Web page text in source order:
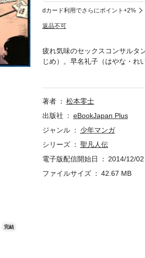
dカード利用でさらにポイント+2%
返品不可
完結
疲れ気味のセックスコンサルタ
じめ）。早名礼子（はやな・れ
しむ。しかし、そこは他人の
著者
松本零士
出版社
eBookJapan Plus
ジャンル
少年マンガ
シリーズ
聖凡人伝
電子版配信開始日
2014/12/02
ファイルサイズ
42.67 MB